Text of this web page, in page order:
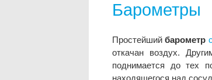
Барометры
Простейшийбарометр
откачан воздух.
поднимается до тех
находящегося над